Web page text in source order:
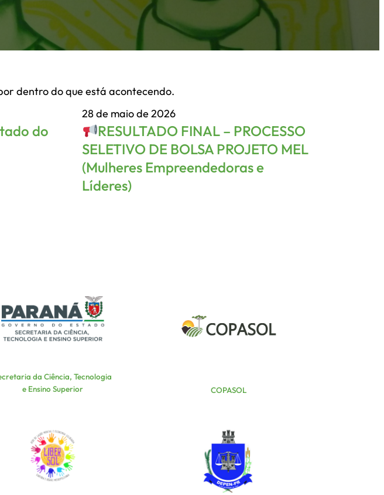
dentro do que está acontecendo.
do
28 de maio de 2026
RESULTADO FINAL – PROCESSO
SELETIVO DE BOLSA PROJETO MEL
(Mulheres Empreendedoras e
Líderes)
da Ciência, Tecnologia
e Ensino Superior
COPASOL